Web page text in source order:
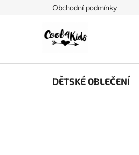
Obchodní podmínky
DĚTSKÉ OBLEČENÍ